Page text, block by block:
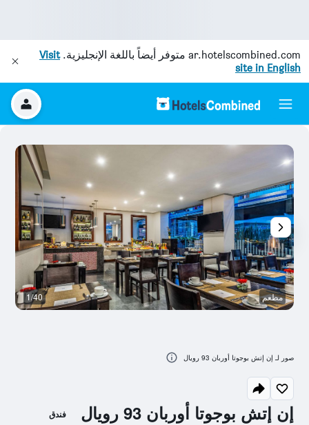
ar.hotelscombined.com متوفر أيضاً باللغة الإنجليزية.Visit
site in English
إن إتش بوجوتا أوربان 93 رويال فندق
مطعم 1/40
صور لـ إن إتش بوجوتا أوربان 93 رويال